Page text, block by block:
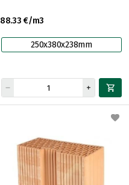
88.33 €/m3
250x380x238mm